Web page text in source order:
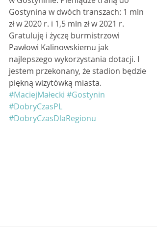
Gostynina w dwóch transzach: 1 mln
zł w 2020 r. i 1,5 mln zł w 2021 r.
Gratuluję i życzę burmistrzowi
Pawłowi Kalinowskiemu jak
najlepszego wykorzystania dotacji. I
jestem przekonany, że stadion będzie
piękną wizytówką miasta.
#MaciejMałecki #Gostynin
#DobryCzasPL
#DobryCzasDlaRegionu